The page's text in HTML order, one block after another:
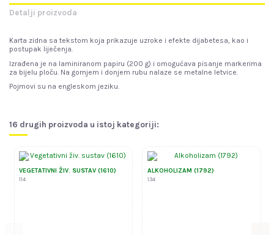
Detalji proizvoda
Karta zidna sa tekstom koja prikazuje uzroke i efekte dijabetesa, kao i
postupak liječenja.
Izrađena je na laminiranom papiru (200 g) i omogućava pisanje markerima
za bijelu ploču. Na gornjem i donjem rubu nalaze se metalne letvice.
Pojmovi su na engleskom jeziku.
16 drugih proizvoda u istoj kategoriji:
VEGETATIVNI ŽIV. SUSTAV (1610)
114
ALKOHOLIZAM (1792)
134